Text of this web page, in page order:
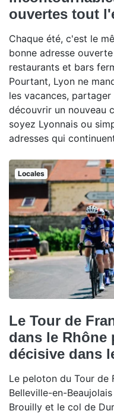
ouvertes tout
Chaque été, c'est le
bonne adresse
restaurants et bars
Pourtant, Lyon ne
les vacances,
découvrir un nouveau
soyez Lyonnais ou
adresses qui
Locales
Le Tour de
dans le Rhône
décisive dans
Le peloton du Tour de
Belleville-en-
Brouilly et le col de